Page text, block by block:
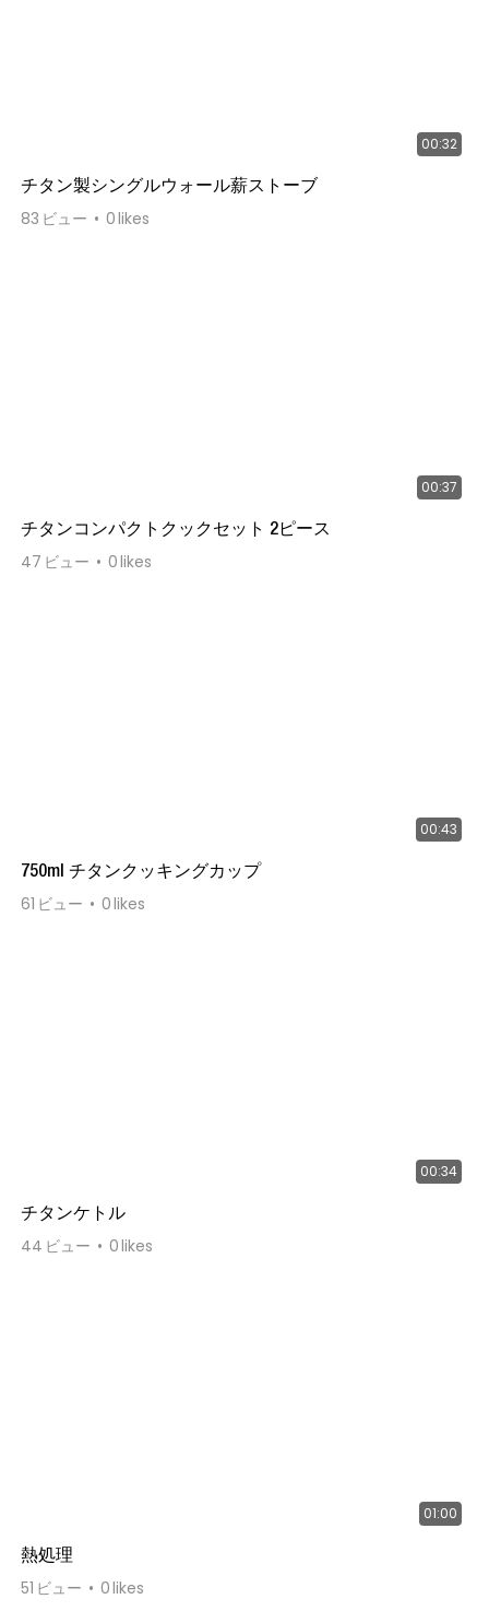
00:32
チタン製シングルウォール薪ストーブ
83 ビュー 0likes
00:37
チタンコンパクトクックセット 2ピース
47 ビュー 0likes
00:43
750ml チタンクッキングカップ
61 ビュー 0likes
00:34
チタンケトル
44 ビュー 0likes
01:00
熱処理
51 ビュー 0likes